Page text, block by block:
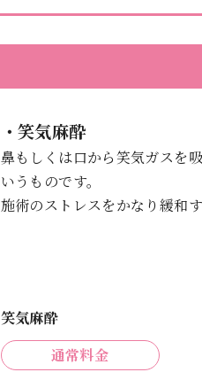
・笑気麻酔
鼻もしくは口から笑気ガスを
いうものです。
施術のストレスをかなり緩和
笑気麻酔
通常料金